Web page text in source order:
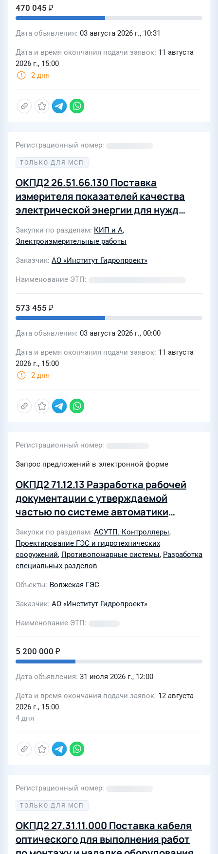
470 045 ₽
Дата объявления 03 августа 2026 г., 10:31
Дата и время окончания подачи заявок 11 августа
2026 г., 15:00
2 дня
Регистрационный номер
ТОЛЬКО ДЛЯ МСП
ОКПД2 26.51.66.130 Поставка
измерителя показателей качества
электрической энергии для нужд
- «НИИЭС» (Лот № 0005-ТПИР
Закупки по разделам КИП и А,
Электроизмерительные работы
Заказчик АО «Институт Гидропроект»
Наименование ЭТП
573 455 ₽
Дата объявления 03 августа 2026 г., 00:00
Дата и время окончания подачи заявок 11 августа
2026 г., 15:00
2 дня
Регистрационный номер
Запрос предложений в электронной форме
ОКПД2 71.12.13 Разработка рабочей
документации с утверждаемой
частью по системе автоматики
автоматики управления пожарной
сигнализацией Филиала ПАО
«РусГидро» - «Волжская ГЭС» (Лот
0114-ОСН ПРОД ДОХ-2026-ГП)
Закупки по разделам АСУТП. Контроллеры,
Проектирование ГЭС и гидротехнических
сооружений, Противопожарные системы, Разработка
специальных разделов
Объекты Волжская ГЭС
Заказчик АО «Институт Гидропроект»
Наименование ЭТП
5 200 000 ₽
Дата объявления 31 июля 2026 г., 12:00
Дата и время окончания подачи заявок 12 августа
2026 г., 15:00
4 дня
Регистрационный номер
ТОЛЬКО ДЛЯ МСП
ОКПД2 27.31.11.000 Поставка кабеля
оптического для выполнения работ